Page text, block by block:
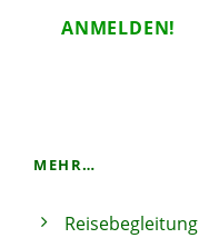
MEHR…
Reisebegleitung